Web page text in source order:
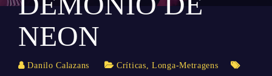
NEON
Danilo Calazans Críticas,Longa-Metragens